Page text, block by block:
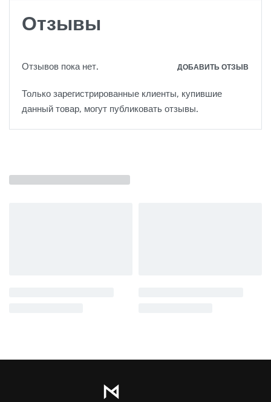
Отзывы
Отзывов пока нет. ДОБАВИТЬ ОТЗЫВ
Только зарегистрированные клиенты, купившие
данный товар, могут публиковать отзывы.